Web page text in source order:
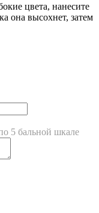
цвета, нанесите
она высохнет, затем
5 бальной шкале